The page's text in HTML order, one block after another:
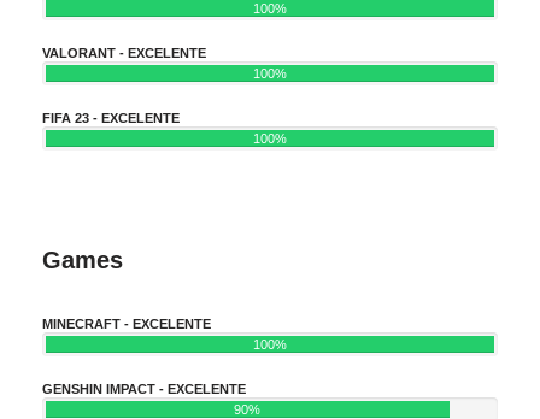
100%
VALORANT - EXCELENTE
100%
FIFA 23 - EXCELENTE
100%
Games
MINECRAFT - EXCELENTE
100%
GENSHIN IMPACT - EXCELENTE
90%